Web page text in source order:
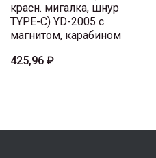
красн. мигалка, шнур
TYPE-C) YD-2005 с
магнитом, карабином
425,96 ₽